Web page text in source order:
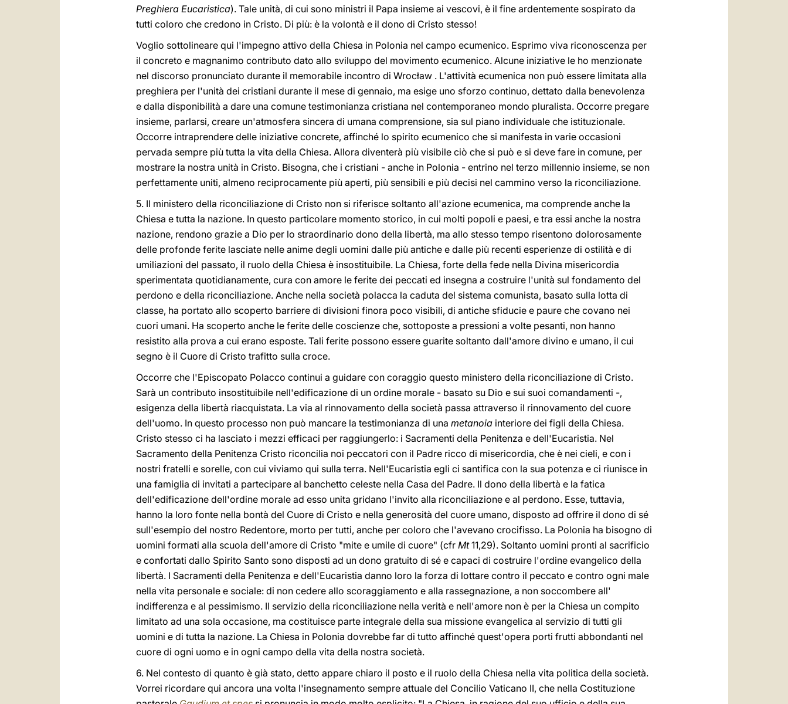
Preghiera Eucaristica). Tale unità, di cui sono ministri il Papa insieme ai vescovi, è il fine ardentemente sospirato da
tutti coloro che credono in Cristo. Di più: è la volontà e il dono di Cristo stesso!
Voglio sottolineare qui l'impegno attivo della Chiesa in Polonia nel campo ecumenico. Esprimo viva riconoscenza per
il concreto e magnanimo contributo dato allo sviluppo del movimento ecumenico. Alcune iniziative le ho menzionate
nel discorso pronunciato durante il memorabile incontro di Wrocław . L'attività ecumenica non può essere limitata alla
preghiera per l'unità dei cristiani durante il mese di gennaio, ma esige uno sforzo continuo, dettato dalla benevolenza
e dalla disponibilità a dare una comune testimonianza cristiana nel contemporaneo mondo pluralista. Occorre pregare
insieme, parlarsi, creare un'atmosfera sincera di umana comprensione, sia sul piano individuale che istituzionale.
Occorre intraprendere delle iniziative concrete, affinché lo spirito ecumenico che si manifesta in varie occasioni
pervada sempre più tutta la vita della Chiesa. Allora diventerà più visibile ciò che si può e si deve fare in comune, per
mostrare la nostra unità in Cristo. Bisogna, che i cristiani - anche in Polonia - entrino nel terzo millennio insieme, se non
perfettamente uniti, almeno reciprocamente più aperti, più sensibili e più decisi nel cammino verso la riconciliazione.
5. Il ministero della riconciliazione di Cristo non si riferisce soltanto all'azione ecumenica, ma comprende anche la
Chiesa e tutta la nazione. In questo particolare momento storico, in cui molti popoli e paesi, e tra essi anche la nostra
nazione, rendono grazie a Dio per lo straordinario dono della libertà, ma allo stesso tempo risentono dolorosamente
delle profonde ferite lasciate nelle anime degli uomini dalle più antiche e dalle più recenti esperienze di ostilità e di
umiliazioni del passato, il ruolo della Chiesa è insostituibile. La Chiesa, forte della fede nella Divina misericordia
sperimentata quotidianamente, cura con amore le ferite dei peccati ed insegna a costruire l'unità sul fondamento del
perdono e della riconciliazione. Anche nella società polacca la caduta del sistema comunista, basato sulla lotta di
classe, ha portato allo scoperto barriere di divisioni finora poco visibili, di antiche sfiducie e paure che covano nei
cuori umani. Ha scoperto anche le ferite delle coscienze che, sottoposte a pressioni a volte pesanti, non hanno
resistito alla prova a cui erano esposte. Tali ferite possono essere guarite soltanto dall'amore divino e umano, il cui
segno è il Cuore di Cristo trafitto sulla croce.
Occorre che l'Episcopato Polacco continui a guidare con coraggio questo ministero della riconciliazione di Cristo.
Sarà un contributo insostituibile nell'edificazione di un ordine morale - basato su Dio e sui suoi comandamenti -,
esigenza della libertà riacquistata. La via al rinnovamento della società passa attraverso il rinnovamento del cuore
dell'uomo. In questo processo non può mancare la testimonianza di una metanoia interiore dei figli della Chiesa.
Cristo stesso ci ha lasciato i mezzi efficaci per raggiungerlo: i Sacramenti della Penitenza e dell'Eucaristia. Nel
Sacramento della Penitenza Cristo riconcilia noi peccatori con il Padre ricco di misericordia, che è nei cieli, e con i
nostri fratelli e sorelle, con cui viviamo qui sulla terra. Nell'Eucaristia egli ci santifica con la sua potenza e ci riunisce in
una famiglia di invitati a partecipare al banchetto celeste nella Casa del Padre. Il dono della libertà e la fatica
dell'edificazione dell'ordine morale ad esso unita gridano l'invito alla riconciliazione e al perdono. Esse, tuttavia,
hanno la loro fonte nella bontà del Cuore di Cristo e nella generosità del cuore umano, disposto ad offrire il dono di sé
sull'esempio del nostro Redentore, morto per tutti, anche per coloro che l'avevano crocifisso. La Polonia ha bisogno di
uomini formati alla scuola dell'amore di Cristo "mite e umile di cuore" (cfr Mt11,29). Soltanto uomini pronti al sacrificio
e confortati dallo Spirito Santo sono disposti ad un dono gratuito di sé e capaci di costruire l'ordine evangelico della
libertà. I Sacramenti della Penitenza e dell'Eucaristia danno loro la forza di lottare contro il peccato e contro ogni male
nella vita personale e sociale: di non cedere allo scoraggiamento e alla rassegnazione, a non soccombere all'
indifferenza e al pessimismo. Il servizio della riconciliazione nella verità e nell'amore non è per la Chiesa un compito
limitato ad una sola occasione, ma costituisce parte integrale della sua missione evangelica al servizio di tutti gli
uomini e di tutta la nazione. La Chiesa in Polonia dovrebbe far di tutto affinché quest'opera porti frutti abbondanti nel
cuore di ogni uomo e in ogni campo della vita della nostra società.
6. Nel contesto di quanto è già stato, detto appare chiaro il posto e il ruolo della Chiesa nella vita politica della società.
Vorrei ricordare qui ancora una volta l'insegnamento sempre attuale del Concilio Vaticano II, che nella Costituzione